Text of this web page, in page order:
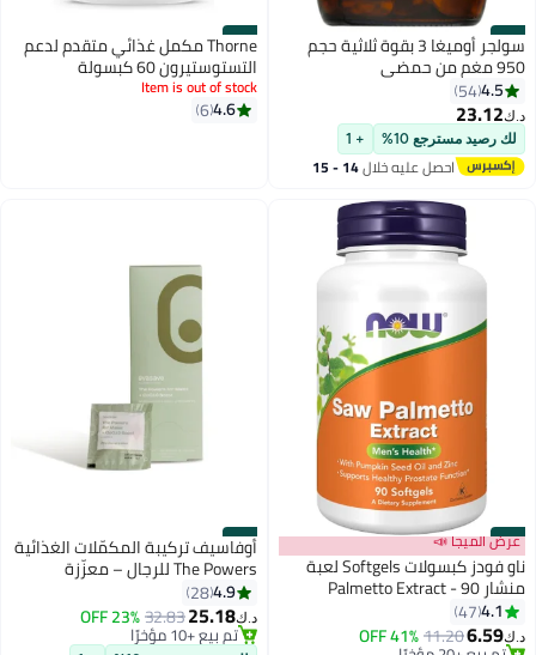
#33 سولجر أوميغا 3 بقوة ثلاثية حجم
950 مغم من حمضي
إيكوسابنتانويك
والدوكوساهيكسانويك
4.5
54
د.ك‏23.12
لك رصيد مسترجع 10% + 1
احصل عليه خلال 14 - 15
#34 Thorne مكمل غذائي متقدم لدعم
التستوستيرون 60 كبسولة
Item is out of stock
4.6
6
#35
عرض الميجا 📣
ناو فودز كبسولات Softgels لعبة
منشار Palmetto Extract - 90
4.1
47
د.ك‏6.59
11.20
41% OFF
#36
أوفاسيف تركيبة المكمّلات الغذائية
The Powers للرجال – معزّزة
بـCoQ10 لزيادة القوة والخصوبة 4.9
28
د.ك‏25.18
32.83
23% OFF
تم بيع +10 مؤخرًا